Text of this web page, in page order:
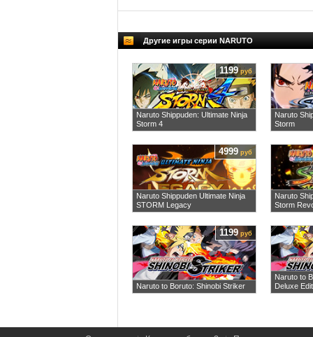
Другие игры серии NARUTO
Naruto Shippuden: Ultimate Ninja
Storm 4
1199 руб
Naruto
Storm
Naruto Shippuden Ultimate Ninja
STORM Legacy
4999 руб
Naruto
Storm
Naruto to Boruto: Shinobi Striker
1199 руб
Naruto to
Deluxe